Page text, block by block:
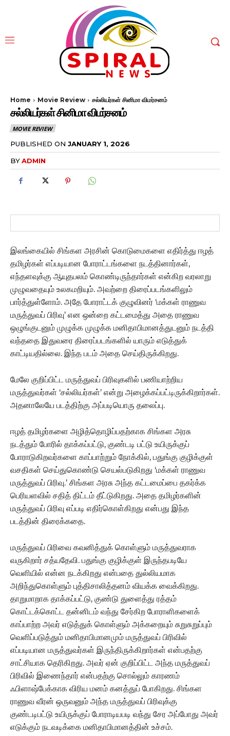
Home Movie Review சல்லியர்கள் சினிமா விமர்சனம்
சல்லியர்கள் சினிமா விமர்சனம்
MOVIE REVIEW
PUBLISHED ON JANUARY 1, 2026
BYADMIN
இலங்கையில் சிங்கள அரசின் கொடுமைகளை எதிர்த்து ஈழத்
தமிழர்கள் எப்படியான போராட்டங்களை நடத்தினார்கள்,
எந்தளவுக்கு ஆயுதபலம் கொண்டிருந்தார்கள் என்கிற வரலாறு
முழுவதையும் உலகமறியும். அவற்றை திரைப்படங்களிலும்
பார்த்துள்ளோம். அதே போராட்டக் குழுவினர் ‘மக்கள் ராணுவ
மருத்துவப் பிரிவு’ என ஒன்றை கட்டமைத்து அதை ராணுவ
ஒழுங்குடனும் முழுக்க முழுக்க மனிதாபிமானத்துடனும் நடத்தி
வந்ததை இதுவரை திரைப்படங்களில் யாரும் எடுத்துக்
காட்டியதில்லை. இந்த படம் அதை செய்திருக்கிறது.
மேலே குறிப்பிட்ட மருத்துவப் பிரிவுகளில் பணியாற்றிய
மருத்துவர்கள் ‘சல்லியர்கள்’ என்று அழைக்கப்பட்டிருக்கிறார்கள்.
அதனாலேயே படத்திற்கு அப்படியொரு தலைப்பு.
ஈழத் தமிழர்களை அழித்தொழிப்பதற்காக சிங்கள அரசு
நடத்தும் போரில் தாக்கப்பட்டு, குண்டடி பட்டு உயிருக்குப்
போராடுகிறவர்களை காப்பாற்றும் நோக்கில், பதுங்கு குழிக்குள்
வசதிகள் செய்துகொண்டு செயல்படுகிறது ‘மக்கள் ராணுவ
மருத்துவப் பிரிவு.’ சிங்கள அரசு அந்த கட்டமைப்பை தகர்க்க
பெரியளவில் சதித் திட்டம் தீட்டுகிறது. அதை தமிழர்களின்
மருத்துவப் பிரிவு எப்படி எதிர்கொள்கிறது என்பது இந்த
படத்தின் திரைக்கதை.
மருத்துவப் பிரிவை கவனித்துக் கொள்ளும் மருத்துவராக
வருகிறார் சத்யதேவி. பதுங்கு குழிக்குள் இருந்தபடியே
வெளியில் என்ன நடக்கிறது என்பதை துல்லியமாக
அறிந்துகொள்ளும் புத்திசாலித்தனம் வியக்க வைக்கிறது.
தாறுமாறாக தாக்கப்பட்டு, குண்டு துளைத்து ரத்தம்
கொட்டக்கொட்ட தன்னிடம் வந்து சேர்கிற போராளிகளைக்
காப்பாற்ற அவர் எடுத்துக் கொள்ளும் அக்கறையும் சுறுசுறுப்பும்
வெளிப்படுத்தும் மனிதாபிமானமும் மருத்துவப் பிரிவில்
எப்படியான மருத்துவர்கள் இருந்திருக்கிறார்கள் என்பதற்கு
சாட்சியாக தெரிகிறது. அவர் ஏன் குறிப்பிட்ட அந்த மருத்துவப்
பிரிவில் இணைந்தார் என்பதற்கு சொல்லும் காரணம்
ஃபிளாஷ்பேக்காக விரிய மனம் கனத்துப் போகிறது. சிங்கள
ராணுவ வீரன் ஒருவனும் அந்த மருத்துவப் பிரிவுக்கு
குண்டடிபட்டு உயிருக்குப் போராடியபடி வந்து சேர அப்போது அவர்
எடுக்கும் நடவடிக்கை மனிதாபிமானத்தின் உச்சம்.